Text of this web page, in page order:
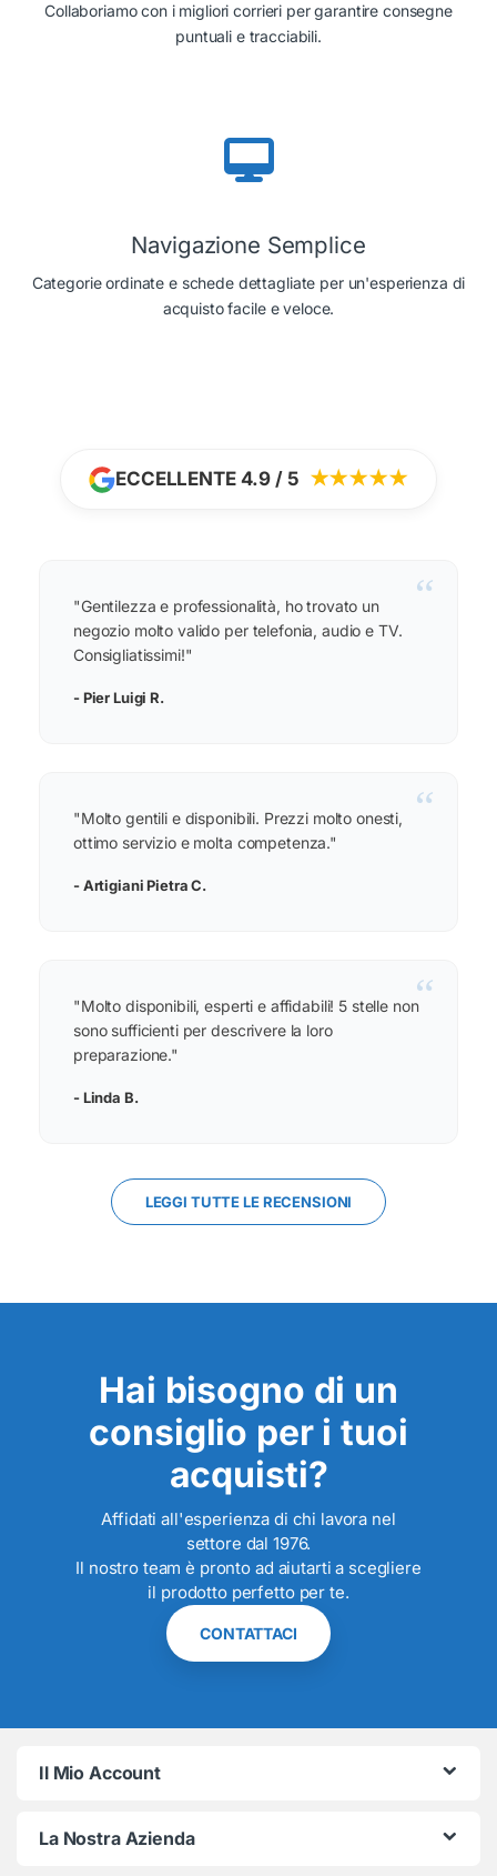
Collaboriamo con i migliori corrieri per garantire consegne
puntuali e tracciabili.
Navigazione Semplice
Categorie ordinate e schede dettagliate per un'esperienza di
acquisto facile e veloce.
ECCELLENTE 4.9 / 5 ★★★★★
“
"Gentilezza e professionalità, ho trovato un
negozio molto valido per telefonia, audio e TV.
Consigliatissimi!"
- Pier Luigi R.
“
"Molto gentili e disponibili. Prezzi molto onesti,
ottimo servizio e molta competenza."
- Artigiani Pietra C.
“
"Molto disponibili, esperti e affidabili! 5 stelle non
sono sufficienti per descrivere la loro
preparazione."
- Linda B.
LEGGI TUTTE LE RECENSIONI
Hai bisogno di un
consiglio per i tuoi
acquisti?
Affidati all'esperienza di chi lavora nel
settore dal 1976.
Il nostro team è pronto ad aiutarti a scegliere
il prodotto perfetto per te.
CONTATTACI
Il Mio Account
La Nostra Azienda